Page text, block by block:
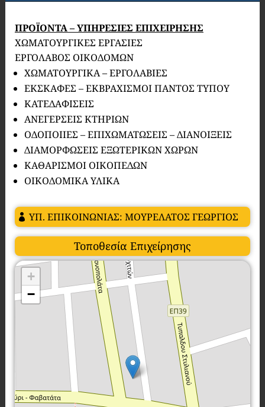
ΠΡΟΪΟΝΤΑ – ΥΠΗΡΕΣΙΕΣ ΕΠΙΧΕΙΡΗΣΗΣ
ΧΩΜΑΤΟΥΡΓΙΚΕΣ ΕΡΓΑΣΙΕΣ
ΕΡΓΟΛΑΒΟΣ ΟΙΚΟΔΟΜΩΝ
ΧΩΜΑΤΟΥΡΓΙΚΑ – ΕΡΓΟΛΑΒΙΕΣ
ΕΚΣΚΑΦΕΣ – ΕΚΒΡΑΧΙΣΜΟΙ ΠΑΝΤΟΣ ΤΥΠΟΥ
ΚΑΤΕΔΑΦΙΣΕΙΣ
ΑΝΕΓΕΡΣΕΙΣ ΚΤΗΡΙΩΝ
ΟΔΟΠΟΙΙΕΣ – ΕΠΙΧΩΜΑΤΩΣΕΙΣ – ΔΙΑΝΟΙΞΕΙΣ
ΔΙΑΜΟΡΦΩΣΕΙΣ ΕΞΩΤΕΡΙΚΩΝ ΧΩΡΩΝ
ΚΑΘΑΡΙΣΜΟΙ ΟΙΚΟΠΕΔΩΝ
ΟΙΚΟΔΟΜΙΚΑ ΥΛΙΚΑ
ΥΠ. ΕΠΙΚΟΙΝΩΝΙΑΣ: ΜΟΥΡΕΛΑΤΟΣ ΓΕΩΡΓΙΟΣ
Τοποθεσία Επιχείρησης
+
−